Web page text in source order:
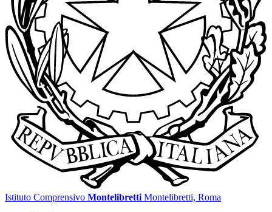
Istituto Comprensivo Montelibretti Montelibretti, Roma